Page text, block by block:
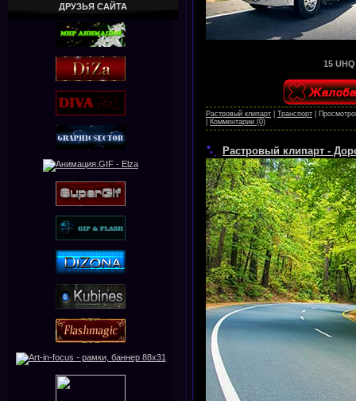
ДРУЗЬЯ САЙТА
15
Растровый клипарт Транспорт
Комментарии (0)
Растровый клипарт -